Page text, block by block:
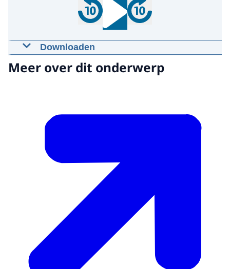
Downloaden
Officier van justitie Ernst Pols over de
uithalerswet op Radio Rijnmond
Meer over dit onderwerp